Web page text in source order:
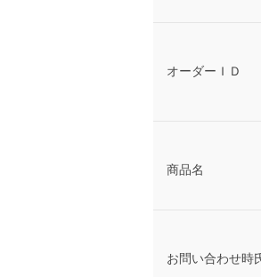
オーダーＩＤ
商品名
お問い合わせ時